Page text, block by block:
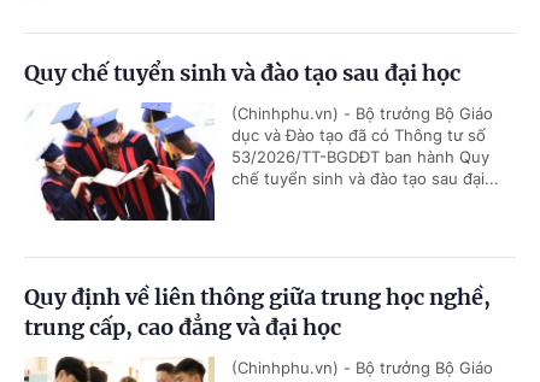
Quy chế tuyển sinh và đào tạo sau đại học
(Chinhphu.vn) - Bộ trưởng Bộ Giáo
dục và Đào tạo đã có Thông tư số
53/2026/TT-BGDĐT ban hành Quy
chế tuyển sinh và đào tạo sau đại...
Quy định về liên thông giữa trung học nghề,
trung cấp, cao đẳng và đại học
(Chinhphu.vn) - Bộ trưởng Bộ Giáo